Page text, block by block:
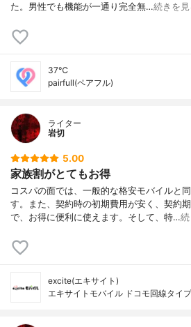
た。男性でも機能が一通り完全無…続きを見
37℃
pairfull(ペアフル)
ライター
岩切
5.00
家族割がとてもお得
コスパの面では、一般的な格安モバイルと
す。また、契約時の初期費用が安く、契約
で、お得に便利に使えます。そして、特…
excite(エキサイト)
エキサイトモバイル ドコモ回線タイプ